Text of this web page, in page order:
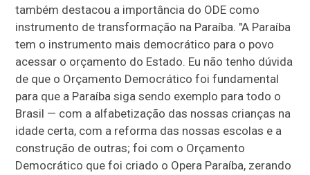
também destacou a importância do ODE como
instrumento de transformação na Paraíba. "A Paraíba
tem o instrumento mais democrático para o povo
acessar o orçamento do Estado. Eu não tenho dúvida
de que o Orçamento Democrático foi fundamental
para que a Paraíba siga sendo exemplo para todo o
Brasil — com a alfabetização das nossas crianças na
idade certa, com a reforma das nossas escolas e a
construção de outras; foi com o Orçamento
Democrático que foi criado o Opera Paraíba, zerando